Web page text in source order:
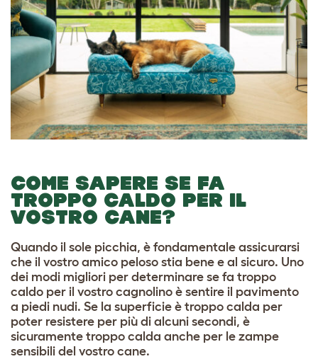
COME SAPERE SE FA
TROPPO CALDO PER IL
VOSTRO CANE?
Quando il sole picchia, è fondamentale assicurarsi
che il vostro amico peloso stia bene e al sicuro. Uno
dei modi migliori per determinare se fa troppo
caldo per il vostro cagnolino è sentire il pavimento
a piedi nudi. Se la superficie è troppo calda per
poter resistere per più di alcuni secondi, è
sicuramente troppo calda anche per le zampe
sensibili del vostro cane.